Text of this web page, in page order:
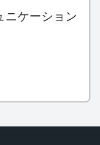
ニケーション